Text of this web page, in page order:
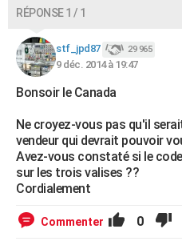
Carte de Noël
Carte Bonne année
Carte Saint-Valentin
Carte Pâques
Carte d'anniversaire
DICTIONNAIRE
Dictionnaire
Biographies
Citations
Expressions
Proverbes
PROGRAMME TV
FORUM
Bricolage
Lifestyle
Culture
Sport
Auto
Television
Voyage
Cinema
RÉPONSE 1 / 1
stf_jpd87 29 965
9 déc. 2014 à 19:47
Bonsoir le Canada
Ne croyez-vous pas qu'il
vendeur qui devrait pouvoir
Avez-vous constaté si le
sur les trois valises ??
Cordialement
Commenter 0